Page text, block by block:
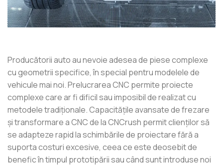
Producătorii auto au nevoie adesea de piese complexe
cu geometrii specifice, în special pentru modelele de
vehicule mai noi. Prelucrarea CNC permite proiecte
complexe care ar fi dificil sau imposibil de realizat cu
metodele tradiționale. Capacitățile avansate de frezare
și transformare a CNC de la CNCrush permit clienților să
se adapteze rapid la schimbările de proiectare fără a
suporta costuri excesive, ceea ce este deosebit de
benefic în timpul prototipării sau când sunt introduse noi